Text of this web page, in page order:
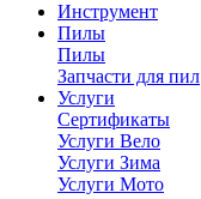
Инструмент
Пилы
Пилы
Запчасти для пил
Услуги
Сертификаты
Услуги Вело
Услуги Зима
Услуги Мото